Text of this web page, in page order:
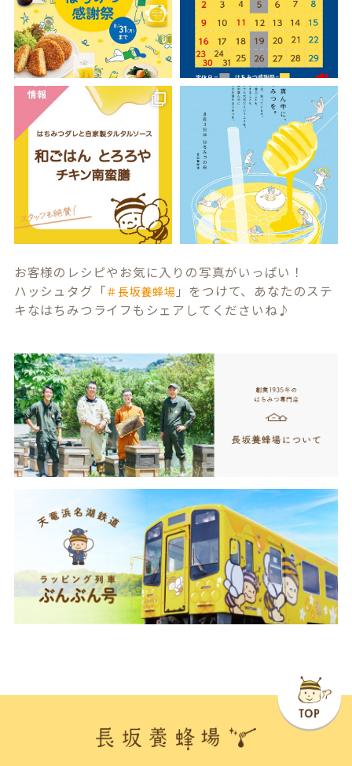
お客様のレシピやお気に入りの写真がいっぱい！
ハッシュタグ「＃長坂養蜂場 」をつけて、あなたのステ
キなはちみつライフもシェアしてくださいね♪